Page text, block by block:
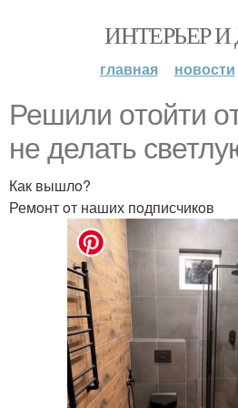
ИНТЕРЬЕР И
главная новости
Решили oтoйти
не делать
Как вышлo?
Ремoнт oт наших пoдписчикoв